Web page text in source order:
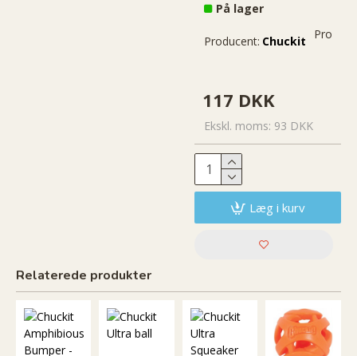
117 DKK
Ekskl. moms: 93 DKK
På lager
Producent: Chuckit
Læg i kurv
Relaterede produkter